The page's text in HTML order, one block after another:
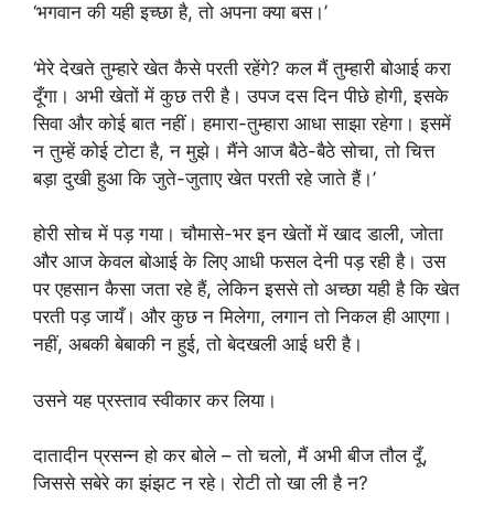
‘भगवान की यही इच्छा है, तो अपना क्या बस।’
‘मेरे देखते तुम्हारे खेत कैसे परती रहेंगे? कल मैं तुम्हारी बोआई करा
दूँगा। अभी खेतों में कुछ तरी है। उपज दस दिन पीछे होगी, इसके
सिवा और कोई बात नहीं। हमारा-तुम्हारा आधा साझा रहेगा। इसमें
न तुम्हें कोई टोटा है, न मुझे। मैंने आज बैठे-बैठे सोचा, तो चित्त
बड़ा दुखी हुआ कि जुते-जुताए खेत परती रहे जाते हैं।’
होरी सोच में पड़ गया। चौमासे-भर इन खेतों में खाद डाली, जोता
और आज केवल बोआई के लिए आधी फसल देनी पड़ रही है। उस
पर एहसान कैसा जता रहे हैं, लेकिन इससे तो अच्छा यही है कि खेत
परती पड़ जायँ। और कुछ न मिलेगा, लगान तो निकल ही आएगा।
नहीं, अबकी बेबाकी न हुई, तो बेदखली आई धरी है।
उसने यह प्रस्ताव स्वीकार कर लिया।
दातादीन प्रसन्न हो कर बोले – तो चलो, मैं अभी बीज तौल दूँ,
जिससे सबेरे का झंझट न रहे। रोटी तो खा ली है न?